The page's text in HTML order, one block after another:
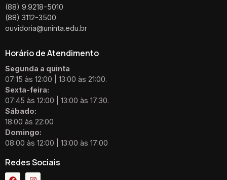
(88) 9.9218-5010
(88) 3112-3500
ouvidoria@uninta.edu.br
Horário de Atendimento
Segunda a quinta
07:15 às 12:00 | 13:00 às 21:00.
Sexta-feira:
07:45 às 12:00 | 13:00 às 17:30.
Sábado:
18:00 às 22:00
Domingo:
08:00 às 12:00 | 13:00 às 17:00
Redes Sociais